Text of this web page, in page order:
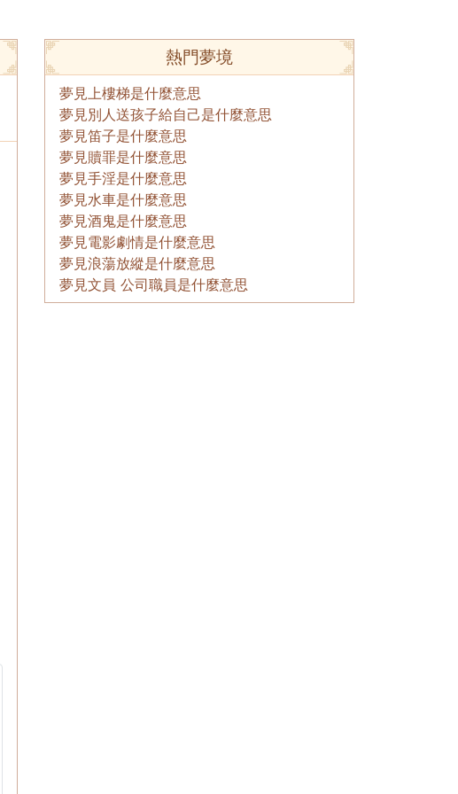
熱門夢境
夢見上樓梯是什麼意思
夢見別人送孩子給自己是什麼意思
夢見笛子是什麼意思
夢見贖罪是什麼意思
夢見手淫是什麼意思
夢見水車是什麼意思
夢見酒鬼是什麼意思
夢見電影劇情是什麼意思
夢見浪蕩放縱是什麼意思
夢見文員 公司職員是什麼意思